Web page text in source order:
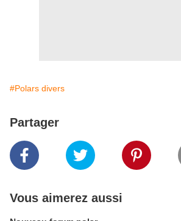
#Polars divers
Partager
Vous aimerez aussi